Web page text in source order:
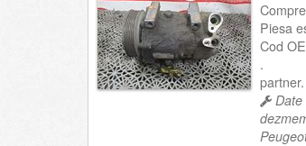
Piesa
Cod
.
Date